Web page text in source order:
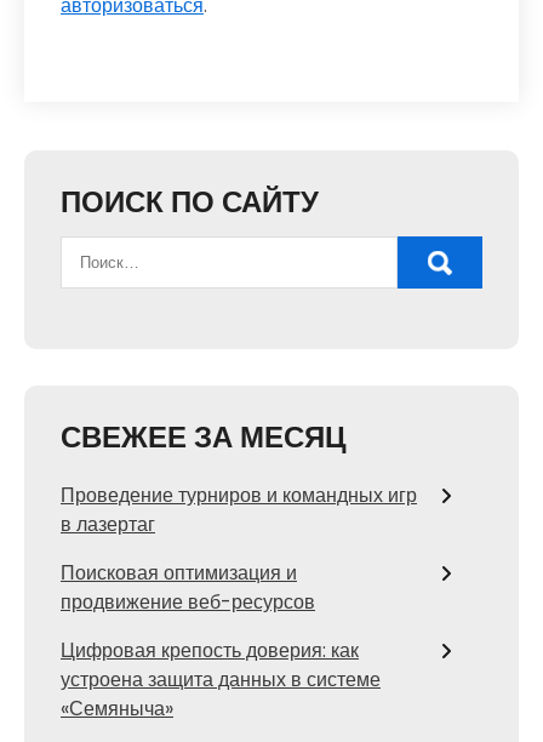
ПОИСК ПО САЙТУ
СВЕЖЕЕ ЗА МЕСЯЦ
Проведение турниров и командных игр
в лазертаг
Поисковая оптимизация и
продвижение веб-ресурсов
Цифровая крепость доверия: как
устроена защита данных в системе
«Семяныча»